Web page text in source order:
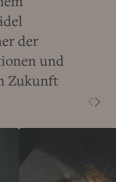
der
und
Zukunft